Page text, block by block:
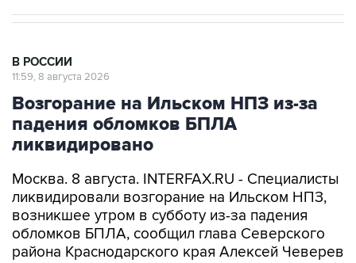
В РОССИИ
11:59, 8 августа 2026
Возгорание на Ильском НПЗ из-за
падения обломков БПЛА
ликвидировано
Москва. 8 августа. INTERFAX.RU - Специалисты
ликвидировали возгорание на Ильском НПЗ,
возникшее утром в субботу из-за падения
обломков БПЛА, сообщил глава Северского
района Краснодарского края Алексей Чеверев